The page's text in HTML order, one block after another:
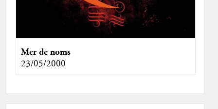
Mer de noms
23/05/2000